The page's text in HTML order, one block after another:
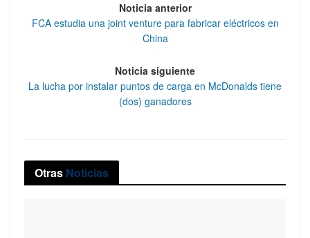
Noticia anterior
FCA estudia una joint venture para fabricar eléctricos en
China
Noticia siguiente
La lucha por instalar puntos de carga en McDonalds tiene
(dos) ganadores
Otras Noticias